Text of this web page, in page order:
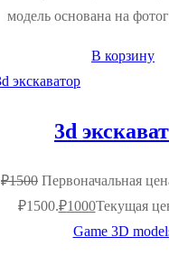
модель основана на
В корзину
3d
₽1500 Первоначальная
₽1500.₽1000Текущая
Game 3D